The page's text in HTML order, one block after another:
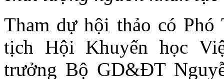
Tham dự hội thảo có
tịch Hội Khuyến học
trưởng Bộ GD&ĐT